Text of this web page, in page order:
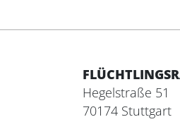
Hegelstraße 51
70174 Stuttgart